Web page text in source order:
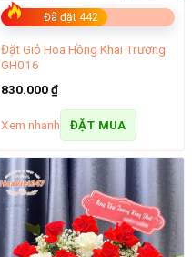
Đã đặt 442
Đặt Giỏ Hoa Hồng Khai Trương
GH016
830.000₫
Xem nhanh ĐẶT MUA